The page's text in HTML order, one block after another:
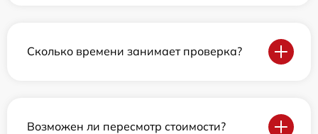
Сколько времени занимает проверка?
Возможен ли пересмотр стоимости?